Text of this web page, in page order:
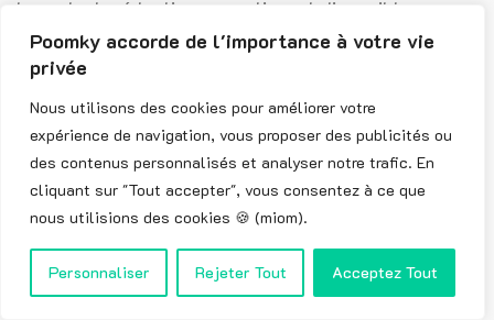
Poomky accorde de l'importance à votre vie
privée
Nous utilisons des cookies pour améliorer votre
expérience de navigation, vous proposer des publicités ou
des contenus personnalisés et analyser notre trafic. En
cliquant sur "Tout accepter", vous consentez à ce que
nous utilisions des cookies 🍪 (miom).
Personnaliser Rejeter Tout Acceptez Tout
Le code de réduction promotionnel disponible pour
l’application Kanopé est « KANOP ». Ce code
Kanopé offre la livraison gratuite sans minimum
d’achat et sans date d’expiration. D’autres codes
sont réservés aux nouveaux clients, certains sont
temporaires (pendant les soldes, le Black Friday,
etc.) et d’autres sont cumulables. Il est recommandé
de consulter les offres promotionnelles de
l’application.